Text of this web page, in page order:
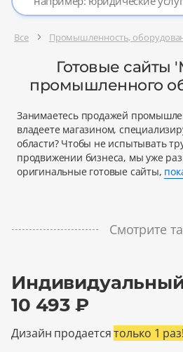
Все Промышленность,
Готовые сайты
промышленного
Занимаетесь продажей
владеете магазином,
области? Чтобы не испытывать
продвижении бизнеса, мы уже
оригинальные готовые сайты,
Смотрите
10 493 ₽
Дизайн продаетсятолько 1 раз!